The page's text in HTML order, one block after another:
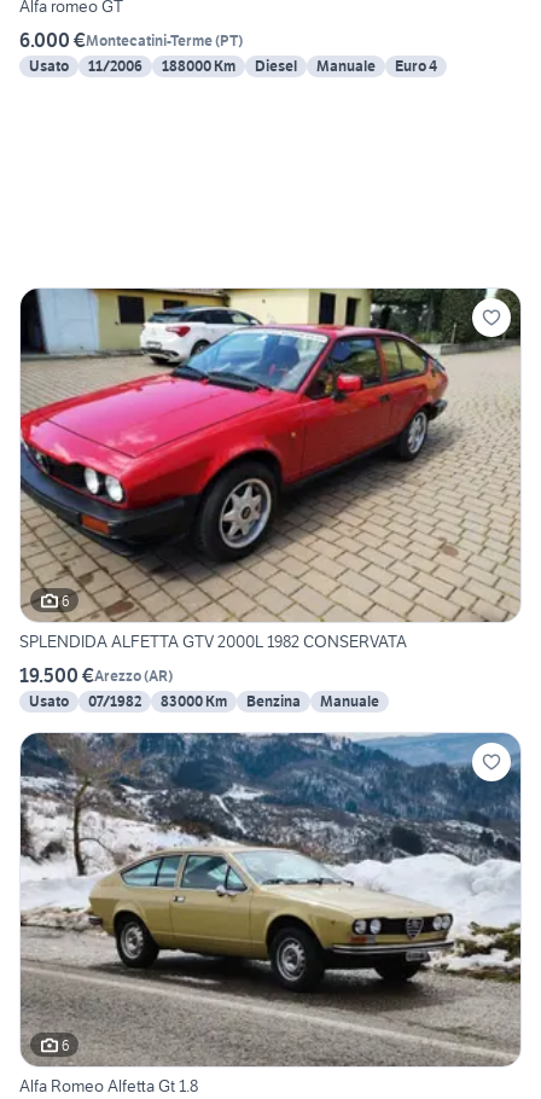
Alfa romeo GT
6.000 €Montecatini-Terme(PT)
Usato
11/2006 188000 Km Diesel Manuale Euro 4
6
SPLENDIDA ALFETTA GTV 2000L 1982 CONSERVATA
19.500 €Arezzo(AR)
Usato
07/1982 83000 Km Benzina Manuale
6
Alfa Romeo Alfetta Gt 1.8